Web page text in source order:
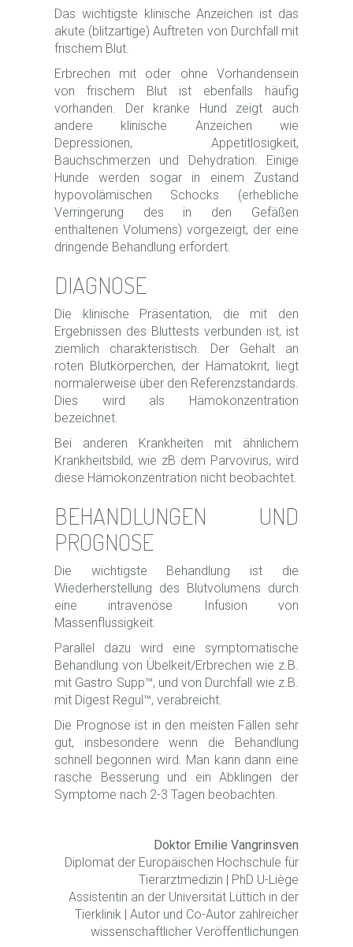
Das wichtigste klinische Anzeichen ist das
akute (blitzartige) Auftreten von Durchfall mit
frischem Blut.
Erbrechen mit oder ohne Vorhandensein
von frischem Blut ist ebenfalls häufig
vorhanden. Der kranke Hund zeigt auch
andere klinische Anzeichen wie
Depressionen, Appetitlosigkeit,
Bauchschmerzen und Dehydration. Einige
Hunde werden sogar in einem Zustand
hypovolämischen Schocks (erhebliche
Verringerung des in den Gefäßen
enthaltenen Volumens) vorgezeigt, der eine
dringende Behandlung erfordert.
DIAGNOSE
Die klinische Präsentation, die mit den
Ergebnissen des Bluttests verbunden ist, ist
ziemlich charakteristisch. Der Gehalt an
roten Blutkörperchen, der Hämatokrit, liegt
normalerweise über den Referenzstandards.
Dies wird als Hämokonzentration
bezeichnet.
Bei anderen Krankheiten mit ähnlichem
Krankheitsbild, wie zB dem Parvovirus, wird
diese Hämokonzentration nicht beobachtet.
BEHANDLUNGEN UND
PROGNOSE
Die wichtigste Behandlung ist die
Wiederherstellung des Blutvolumens durch
eine intravenöse Infusion von
Massenflüssigkeit.
Parallel dazu wird eine symptomatische
Behandlung von Übelkeit/Erbrechen wie z.B.
mit Gastro Supp™, und von Durchfall wie z.B.
mit Digest Regul™, verabreicht.
Die Prognose ist in den meisten Fällen sehr
gut, insbesondere wenn die Behandlung
schnell begonnen wird. Man kann dann eine
rasche Besserung und ein Abklingen der
Symptome nach 2-3 Tagen beobachten.
Doktor Emilie Vangrinsven
Diplomat der Europäischen Hochschule für
Tierarztmedizin | PhD U-Liège
Assistentin an der Universität Lüttich in der
Tierklinik | Autor und Co-Autor zahlreicher
wissenschaftlicher Veröffentlichungen